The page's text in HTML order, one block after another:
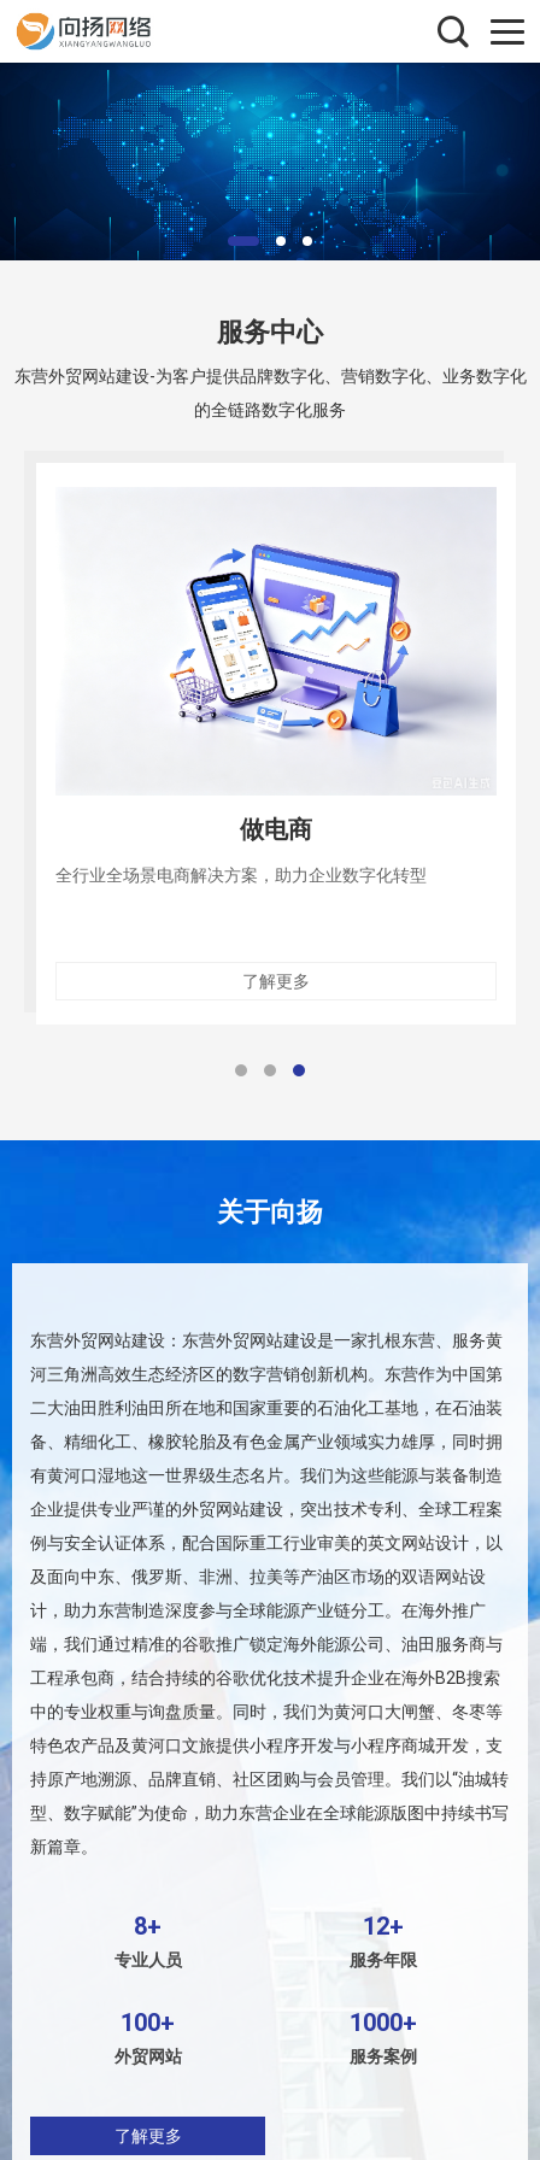
服务中心
东营外贸网站建设-为客户提供品牌数字化、营销数字化、业务数字化
的全链路数字化服务
做电商
全行业全场景电商解决方案，助力企业数字化转型
了解更多
关于向扬
东营外贸网站建设：东营外贸网站建设是一家扎根东营、服务黄
河三角洲高效生态经济区的数字营销创新机构。东营作为中国第
二大油田胜利油田所在地和国家重要的石油化工基地，在石油装
备、精细化工、橡胶轮胎及有色金属产业领域实力雄厚，同时拥
有黄河口湿地这一世界级生态名片。我们为这些能源与装备制造
企业提供专业严谨的外贸网站建设，突出技术专利、全球工程案
例与安全认证体系，配合国际重工行业审美的英文网站设计，以
及面向中东、俄罗斯、非洲、拉美等产油区市场的双语网站设
计，助力东营制造深度参与全球能源产业链分工。在海外推广
端，我们通过精准的谷歌推广锁定海外能源公司、油田服务商与
工程承包商，结合持续的谷歌优化技术提升企业在海外B2B搜索
中的专业权重与询盘质量。同时，我们为黄河口大闸蟹、冬枣等
特色农产品及黄河口文旅提供小程序开发与小程序商城开发，支
持原产地溯源、品牌直销、社区团购与会员管理。我们以“油城转
型、数字赋能”为使命，助力东营企业在全球能源版图中持续书写
新篇章。
8+
专业人员
12+
服务年限
100+
外贸网站
1000+
服务案例
了解更多